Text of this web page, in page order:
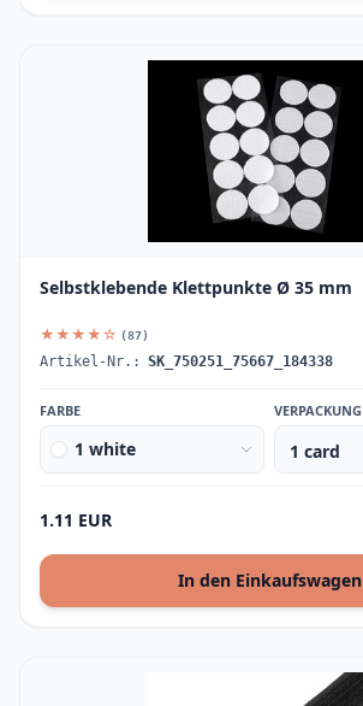
Selbstklebende Klettpunkte Ø 35 mm
★★★★☆ (87)
Artikel-Nr.: SK_750251_75667_184338
FARBE
1 white
VERPACKUNG
1.11 EUR
In den Einkaufswagen